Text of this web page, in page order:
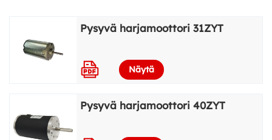
Näytä lisääPysyvä harjamoottori 31ZYT
Näytä
Pysyvä harjamoottori 40ZYT